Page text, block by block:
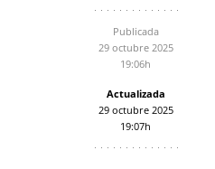
Publicada
29 octubre 2025
19:06h
Actualizada
29 octubre 2025
19:07h